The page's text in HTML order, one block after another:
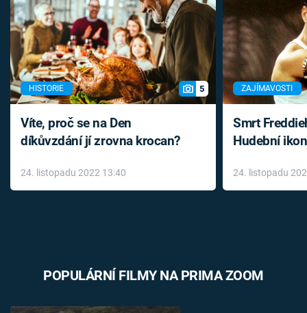
HISTORIE 5
Víte, proč se na Den
díkůvzdání jí zrovna krocan?
24. listopadu 2022 13:40
ZAJÍMAVOSTI
Smrt
Hudební
léky
24. listopadu
POPULÁRNÍ FILMY NA PRIMA ZOOM